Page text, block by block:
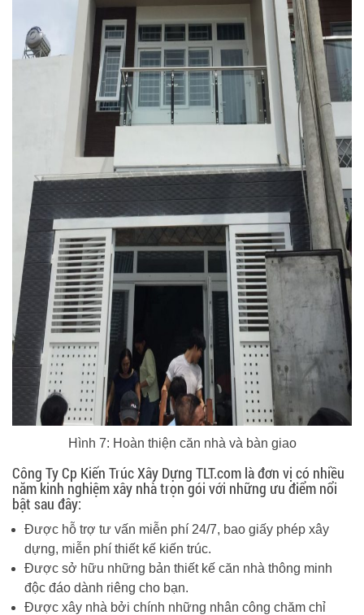
Hình 7: Hoàn thiện căn nhà và bàn giao
Công Ty Cp Kiến Trúc Xây Dựng TLT.com là đơn vị có nhiều
năm kinh nghiệm xây nhà trọn gói với những ưu điểm nổi
bật sau đây:
Được hỗ trợ tư vấn miễn phí 24/7, bao giấy phép xây
dựng, miễn phí thiết kế kiến trúc.
Được sở hữu những bản thiết kế căn nhà thông minh
độc đáo dành riêng cho bạn.
Được xây nhà bởi chính những nhân công chăm chỉ